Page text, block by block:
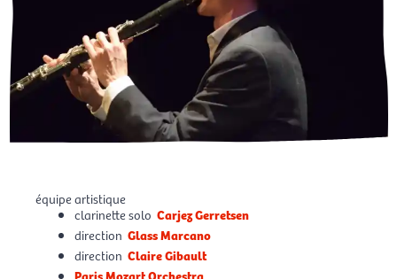
équipe artistique
clarinette solo Carjez Gerretsen
direction Glass Marcano
direction Claire Gibault